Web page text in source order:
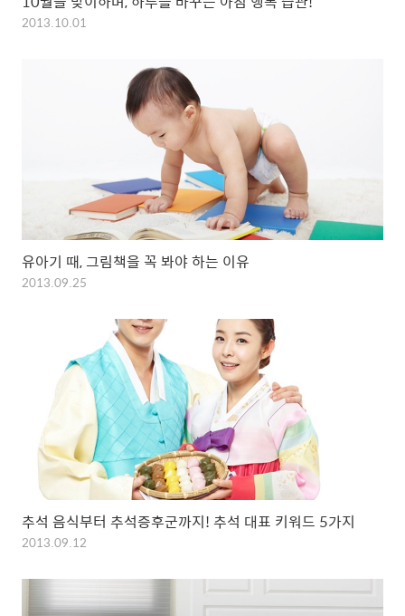
2013.10.01
유아기 때, 그림책을 꼭 봐야 하는 이유
2013.09.25
추석 음식부터 추석증후군까지! 추석 대표 키워드 5가지
2013.09.12